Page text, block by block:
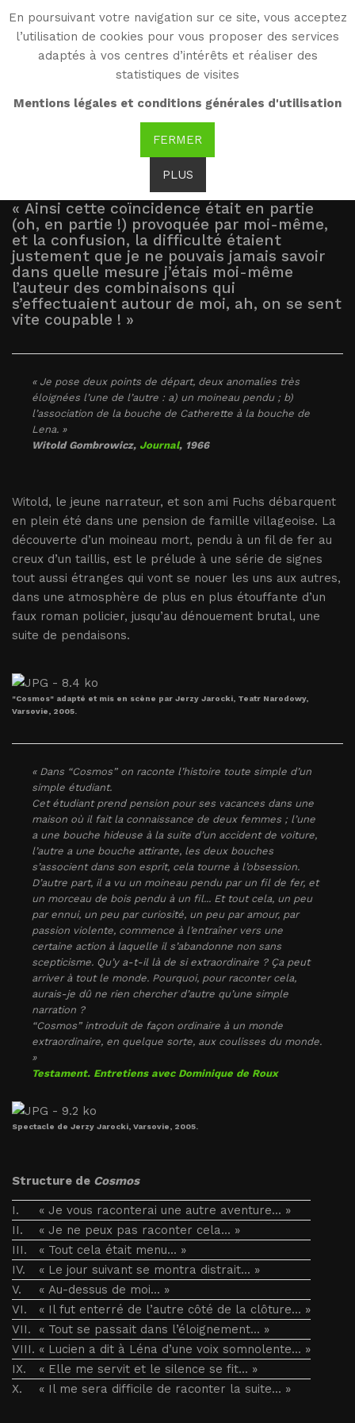
En poursuivant votre navigation sur ce site, vous acceptez
l’utilisation de cookies pour vous proposer des services
adaptés à vos centres d’intérêts et réaliser des
statistiques de visites
Mentions légales et conditions générales d'utilisation
FERMER
PLUS
WG
Witold Gombrowicz
Résumé
« Ainsi cette coïncidence était en partie
(oh, en partie !) provoquée par moi-même,
et la confusion, la difficulté étaient
justement que je ne pouvais jamais savoir
dans quelle mesure j’étais moi-même
l’auteur des combinaisons qui
s’effectuaient autour de moi, ah, on se sent
vite coupable ! »
« Je pose deux points de départ, deux anomalies très
éloignées l’une de l’autre : a) un moineau pendu ; b)
l’association de la bouche de Catherette à la bouche de
Lena. »
Witold Gombrowicz, Journal, 1966
Witold, le jeune narrateur, et son ami Fuchs débarquent
en plein été dans une pension de famille villageoise. La
découverte d’un moineau mort, pendu à un fil de fer au
creux d’un taillis, est le prélude à une série de signes
tout aussi étranges qui vont se nouer les uns aux autres,
dans une atmosphère de plus en plus étouffante d’un
faux roman policier, jusqu’au dénouement brutal, une
suite de pendaisons.
"Cosmos" adapté et mis en scène par Jerzy Jarocki, Teatr Narodowy,
Varsovie, 2005.
« Dans “Cosmos” on raconte l’histoire toute simple d’un
simple étudiant.
Cet étudiant prend pension pour ses vacances dans une
maison où il fait la connaissance de deux femmes ; l’une
a une bouche hideuse à la suite d’un accident de voiture,
l’autre a une bouche attirante, les deux bouches
s’associent dans son esprit, cela tourne à l’obsession.
D’autre part, il a vu un moineau pendu par un fil de fer, et
un morceau de bois pendu à un fil... Et tout cela, un peu
par ennui, un peu par curiosité, un peu par amour, par
passion violente, commence à l’entraîner vers une
certaine action à laquelle il s’abandonne non sans
scepticisme. Qu’y a-t-il là de si extraordinaire ? Ça peut
arriver à tout le monde. Pourquoi, pour raconter cela,
aurais-je dû ne rien chercher d’autre qu’une simple
narration ?
“Cosmos” introduit de façon ordinaire à un monde
extraordinaire, en quelque sorte, aux coulisses du monde.
»
Testament. Entretiens avec Dominique de Roux
Spectacle de Jerzy Jarocki, Varsovie, 2005.
Structure de Cosmos
I.
« Je vous raconterai une autre aventure... »
II.
« Je ne peux pas raconter cela... »
III.
« Tout cela était menu... »
IV.
« Le jour suivant se montra distrait... »
V.
« Au-dessus de moi... »
VI.
« Il fut enterré de l’autre côté de la clôture... »
VII.
« Tout se passait dans l’éloignement... »
VIII. « Lucien a dit à Léna d’une voix somnolente... »
IX.
« Elle me servit et le silence se fit... »
X.
« Il me sera difficile de raconter la suite... »